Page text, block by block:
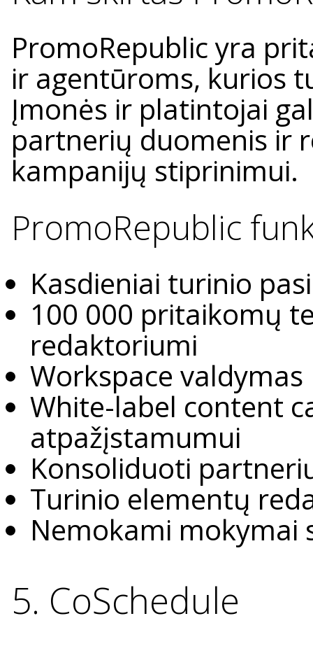
PromoRepublic yra
ir agentūroms, kurios
Įmonės ir platintojai
partnerių duomenis ir
kampanijų stiprinimui.
PromoRepublic
Kasdieniai turinio
100 000 pritaikomų
redaktoriumi
Workspace valdymas
White-label content
atpažįstamumui
Konsoliduoti
Turinio elementų
Nemokami mokymai
5. CoSchedule